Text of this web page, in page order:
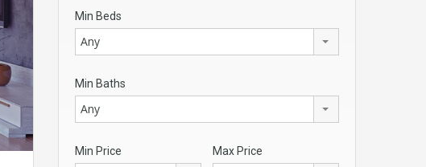
Min Beds
Any
Min Baths
Any
Min Price Max Price